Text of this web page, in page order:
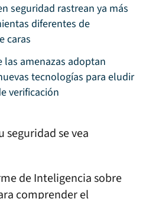
seguridad rastrean ya más
diferentes de
caras
las amenazas adoptan
tecnologías para eludir
verificación
seguridad se vea
de Inteligencia sobre
comprender el